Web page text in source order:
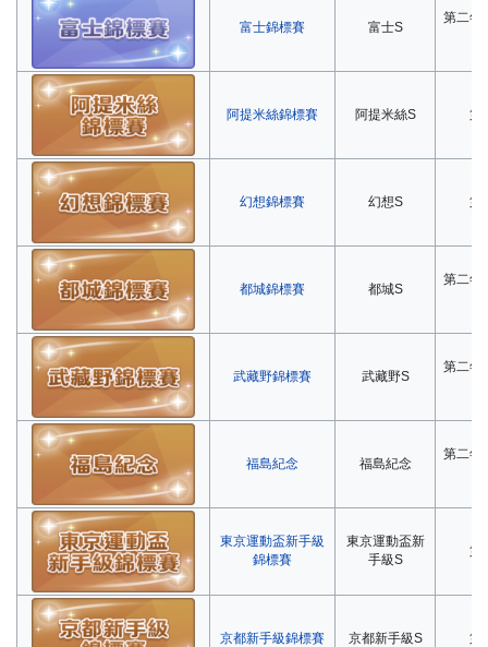
富士錦標賽 富士S
第二年
阿提米絲錦標賽 阿提米絲S 第
幻想錦標賽 幻想S 第
都城錦標賽 都城S
第二年
武藏野錦標賽 武藏野S
第二年
福島紀念 福島紀念
第二年
東京運動盃新手級
錦標賽
東京運動盃新
手級S
第
京都新手級錦標賽 京都新手級S 第